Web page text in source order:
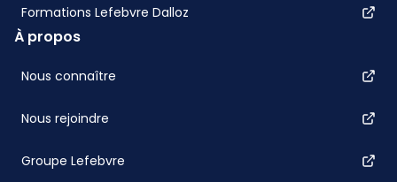
Formations Lefebvre Dalloz
À propos
Nous connaître
Nous rejoindre
Groupe Lefebvre